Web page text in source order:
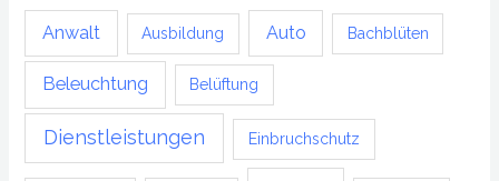
Anwalt Ausbildung Auto Bachblüten
Beleuchtung Belüftung
Dienstleistungen Einbruchschutz